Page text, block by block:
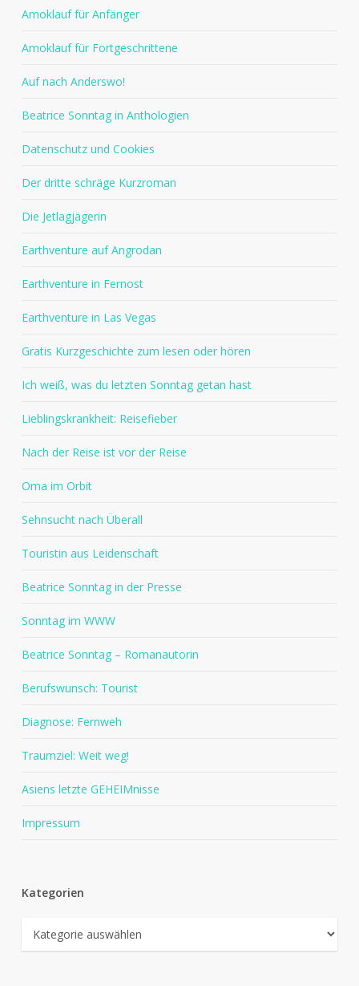
Amoklauf für Anfänger
Amoklauf für Fortgeschrittene
Auf nach Anderswo!
Beatrice Sonntag in Anthologien
Datenschutz und Cookies
Der dritte schräge Kurzroman
Die Jetlagjägerin
Earthventure auf Angrodan
Earthventure in Fernost
Earthventure in Las Vegas
Gratis Kurzgeschichte zum lesen oder hören
Ich weiß, was du letzten Sonntag getan hast
Lieblingskrankheit: Reisefieber
Nach der Reise ist vor der Reise
Oma im Orbit
Sehnsucht nach Überall
Touristin aus Leidenschaft
Beatrice Sonntag in der Presse
Sonntag im WWW
Beatrice Sonntag – Romanautorin
Berufswunsch: Tourist
Diagnose: Fernweh
Traumziel: Weit weg!
Asiens letzte GEHEIMnisse
Impressum
Kategorien
Kategorien